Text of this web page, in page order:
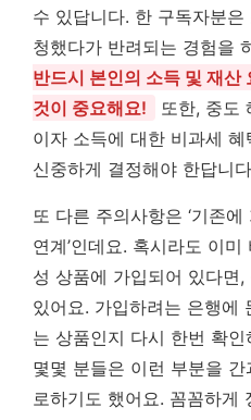
수 있답니다. 한 구독자분
청했다가 반려되는 경험을
반드시 본인의 소득 및 재산
것이 중요해요!
또한, 중도
이자 소득에 대한 비과세
신중하게 결정해야 한답니
또 다른 주의사항은 ‘기존
연계’인데요. 혹시라도 이
성 상품에 가입되어 있다면
있어요. 가입하려는 은행에
는 상품인지 다시 한번 확
몇몇 분들은 이런 부분을
로하기도 했어요. 꼼꼼하게